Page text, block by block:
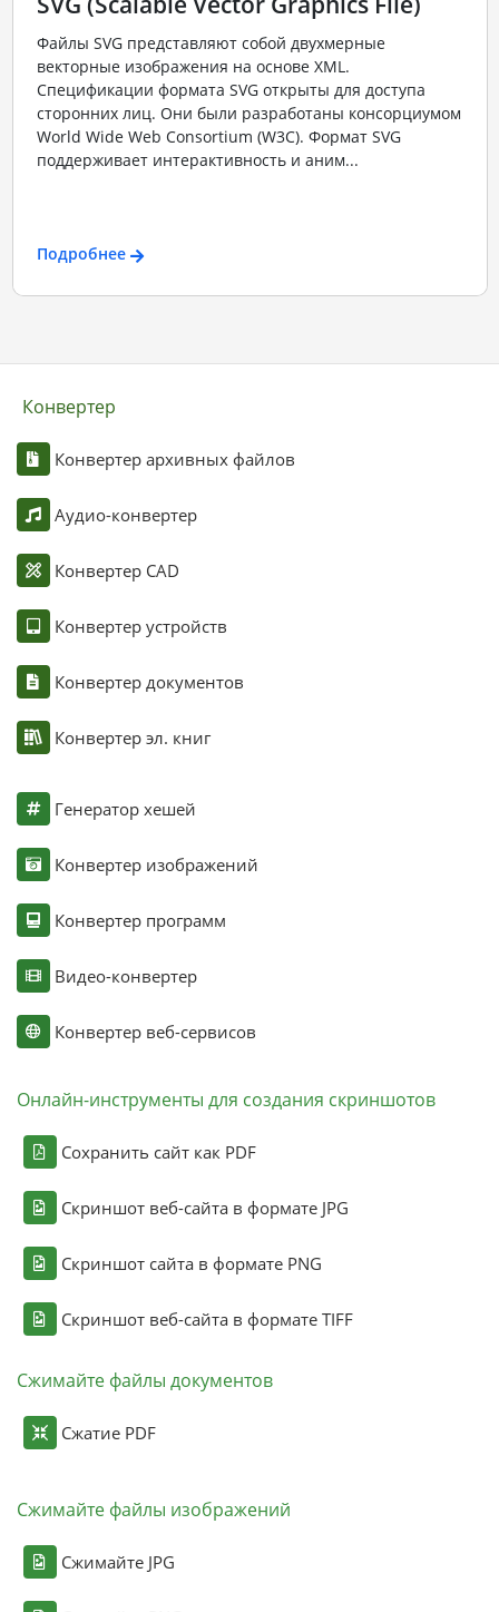
Файлы SVG представляют собой двухмерные
векторные изображения на основе XML.
Спецификации формата SVG открыты для доступа
сторонних лиц. Они были разработаны консорциумом
World Wide Web Consortium (W3C). Формат SVG
поддерживает интерактивность и аним...
Подробнее
Конвертер
Конвертер архивных файлов
Аудио-конвертер
Конвертер CAD
Конвертер устройств
Конвертер документов
Конвертер эл. книг
Генератор хешей
Конвертер изображений
Конвертер программ
Видео-конвертер
Конвертер веб-сервисов
Онлайн-инструменты для создания скриншотов
Сохранить сайт как PDF
Скриншот веб-сайта в формате JPG
Скриншот сайта в формате PNG
Скриншот веб-сайта в формате TIFF
Сжимайте файлы документов
Сжатие PDF
Сжимайте файлы изображений
Сжимайте JPG